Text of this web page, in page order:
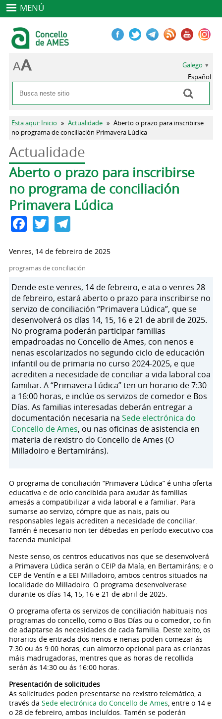
MENÚ
Formulario de busca
Buscar
Galego
Español
Vostede está aquí
Esta aqui: Inicio » Actualidade » Aberto o prazo para inscribirse
no programa de conciliación Primavera Lúdica
Actualidade
Pestanas principais
Aberto o prazo para inscribirse
no programa de conciliación
Primavera Lúdica
Facebook
TwitterTelegram
Venres, 14 de febreiro de 2025
programas de conciliación
Dende este venres, 14 de febreiro, e ata o venres 28
de febreiro, estará aberto o prazo para inscribirse no
servizo de conciliación “Primavera Lúdica”, que se
desenvolverá os días 14, 15, 16 e 21 de abril de 2025.
No programa poderán participar familias
empadroadas no Concello de Ames, con nenos e
nenas escolarizados no segundo ciclo de educación
infantil ou de primaria no curso 2024-2025, e que
acrediten a necesidade de conciliar a vida laboral coa
familiar. A “Primavera Lúdica” ten un horario de 7:30
a 16:00 horas, e inclúe os servizos de comedor e Bos
Días. As familias interesadas deberán entregar a
documentación necesaria na Sede electrónica do
Concello de Ames, ou nas oficinas de asistencia en
materia de rexistro do Concello de Ames (O
Milladoiro e Bertamiráns).
O programa de conciliación “Primavera Lúdica” é unha oferta
educativa e de ocio concibida para axudar ás familias
amesás a compatibilizar a vida laboral e a familiar. Para
sumarse ao servizo, cómpre que as nais, pais ou
responsables legais acrediten a necesidade de conciliar.
Tamén é necesario non ter débedas en período executivo coa
facenda municipal.
Neste senso, os centros educativos nos que se desenvolverá
a Primavera Lúdica serán o CEIP da Maía, en Bertamiráns; e o
CEP de Ventín e a EEI Milladoiro, ambos centros situados na
localidade do Milladoiro. O programa desenvolverase
durante os días 14, 15, 16 e 21 de abril de 2025.
O programa oferta os servizos de conciliación habituais nos
programas do concello, como o Bos Días ou o comedor, co fin
de adaptarse ás necesidades de cada familia. Deste xeito, os
horarios de entrada dos nenos e nenas poden comezar ás
7:30 ou ás 9:00 horas, cun almorzo opcional para as crianzas
máis madrugadoras, mentres que as horas de recollida
serán ás 14:30 ou ás 16:00 horas.
Presentación de solicitudes
As solicitudes poden presentarse no rexistro telemático, a
través da Sede electrónica do Concello de Ames, entre o 14 e
o 28 de febreiro, ambos incluídos. Tamén se poderán